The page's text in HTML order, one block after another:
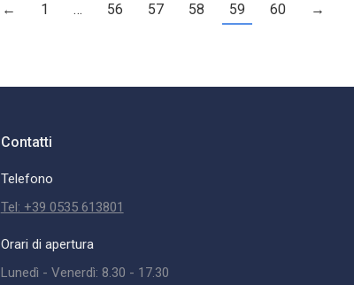
← 1 … 56 57 58 59 60 →
Contatti
Telefono
Tel: +39 0535 613801
Orari di apertura
Lunedì - Venerdì: 8.30 - 17.30